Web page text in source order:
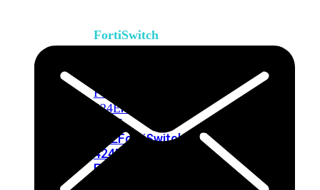
FortiSwitch
400
FortiSwitch
424EFortiSwitch
424E-
POEFortiSwitch
424E-
FPOE